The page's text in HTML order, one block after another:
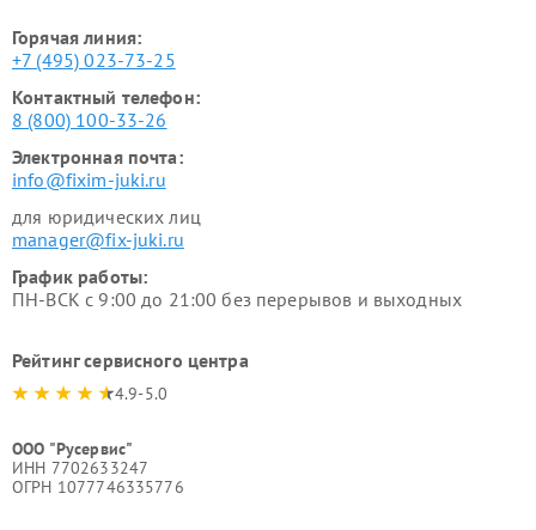
Горячая линия:
+7 (495) 023-73-25
Контактный телефон:
8 (800) 100-33-26
Электронная почта:
info@fixim-juki.ru
для юридических лиц
manager@fix-juki.ru
График работы:
ПН-ВСК с 9:00 до 21:00 без перерывов и выходных
Рейтинг сервисного центра
4.9-5.0
ООО "Русервис"
ИНН 7702633247
ОГРН 1077746335776